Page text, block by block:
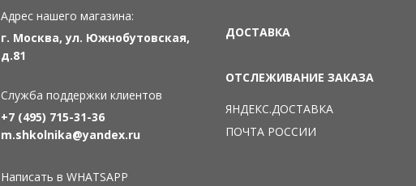
Адрес нашего магазина:
г. Москва, ул. Южнобутовская,
д.81
Служба поддержки клиентов
+7 (495) 715-31-36
m.shkolnika@yandex.ru
Написать в WHATSAPP
ДОСТАВКА
ОТСЛЕЖИВАНИЕ ЗАКАЗА
ЯНДЕКС.ДОСТАВКА
ПОЧТА РОССИИ